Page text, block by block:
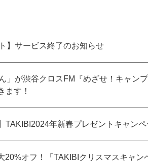
】サービス終了のお知らせ
」が渋谷クロスFM『めざせ！キャン
ます！
TAKIBI2024年新春プレゼントキャンペ
20%オフ！「TAKIBIクリスマスキャン